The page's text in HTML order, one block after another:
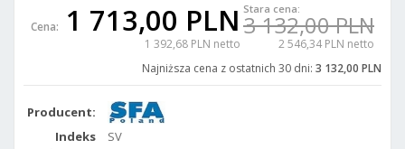
Cena: 1 713,00 PLN
1 392,68 PLN netto
Stara cena:
3 132,00 PLN
2 546,34 PLN netto
Najniższa cena z ostatnich 30 dni: 3 132,00 PLN
Producent:
Indeks
SV